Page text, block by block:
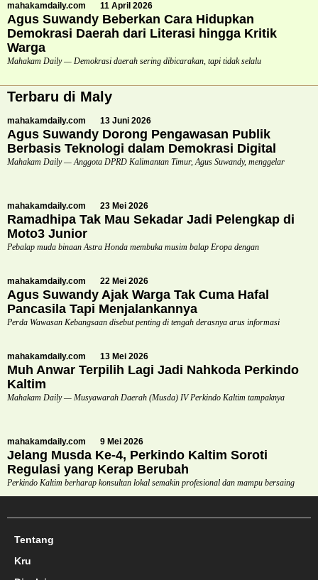
mahakamdaily.com 11 April 2026
Agus Suwandy Beberkan Cara Hidupkan
Demokrasi Daerah dari Literasi hingga Kritik
Warga
Mahakam Daily — Demokrasi daerah sering dibicarakan, tapi tidak selalu
Terbaru di Maly
mahakamdaily.com 13 Juni 2026
Agus Suwandy Dorong Pengawasan Publik
Berbasis Teknologi dalam Demokrasi Digital
Mahakam Daily — Anggota DPRD Kalimantan Timur, Agus Suwandy, menggelar
mahakamdaily.com 23 Mei 2026
Ramadhipa Tak Mau Sekadar Jadi Pelengkap di
Moto3 Junior
Pebalap muda binaan Astra Honda membuka musim balap Eropa dengan
mahakamdaily.com 22 Mei 2026
Agus Suwandy Ajak Warga Tak Cuma Hafal
Pancasila Tapi Menjalankannya
Perda Wawasan Kebangsaan disebut penting di tengah derasnya arus informasi
mahakamdaily.com 13 Mei 2026
Muh Anwar Terpilih Lagi Jadi Nahkoda Perkindo
Kaltim
Mahakam Daily — Musyawarah Daerah (Musda) IV Perkindo Kaltim tampaknya
mahakamdaily.com 9 Mei 2026
Jelang Musda Ke-4, Perkindo Kaltim Soroti
Regulasi yang Kerap Berubah
Perkindo Kaltim berharap konsultan lokal semakin profesional dan mampu bersaing
Tentang
Kru